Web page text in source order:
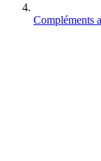
Compléments